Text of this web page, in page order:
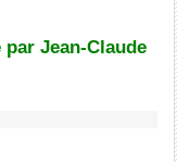
Jean-Claude